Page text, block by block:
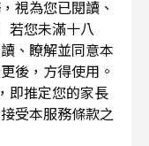
視為您已閱讀、
若您未滿十八
、瞭解並同意本
後，方得使用。
即推定您的家長
受本服務條款之